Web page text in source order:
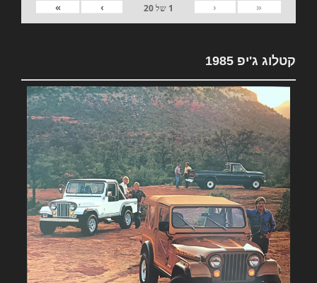
«
‹
1 של20
›
»
קטלוג ג'יפ 1985